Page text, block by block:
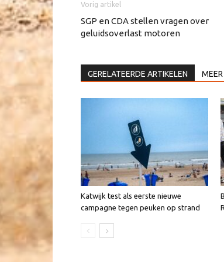
Vorig artikel
SGP en CDA stellen vragen over
geluidsoverlast motoren
GERELATEERDE ARTIKELEN
Katwijk test als eerste nieuwe
campagne tegen peuken op strand